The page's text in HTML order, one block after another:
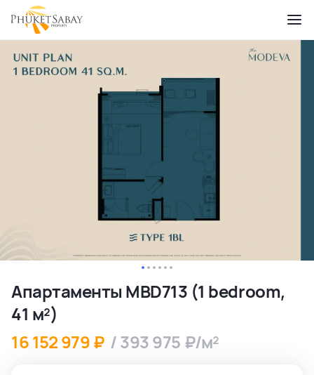
Апартаменты MBD713 (1 bedroom,
41 м²)
16 152 979 ₽ / 393 975 ₽/м²